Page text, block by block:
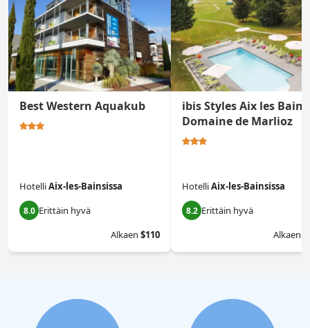
Best Western Aquakub
HotelliAix-les-Bainsissa
8.0 Erittäin hyvä
Alkaen $110
ibis Styles Aix les Bains
Domaine de Marlioz
HotelliAix-les-Bainsissa
8.2 Erittäin hyvä
Alkaen